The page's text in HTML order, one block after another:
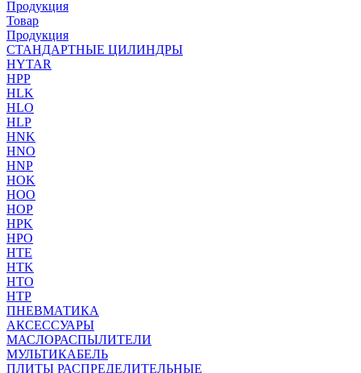
Продукция
Товар
Продукция
СТАНДАРТНЫЕ ЦИЛИНДРЫ
HYTAR
HPP
HLK
HLO
HLP
HNK
HNO
HNP
HOK
HOO
HOP
HPK
HPO
HTE
HTK
HTO
HTP
ПНЕВМАТИКА
АКСЕССУАРЫ
МАСЛОРАСПЫЛИТЕЛИ
МУЛЬТИКАБЕЛЬ
ПЛИТЫ РАСПРЕДЕЛИТЕЛЬНЫЕ